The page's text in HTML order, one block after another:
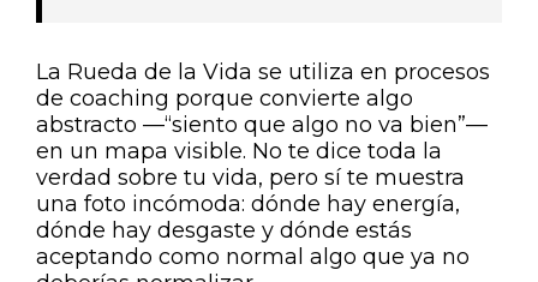
La Rueda de la Vida se utiliza en procesos
de coaching porque convierte algo
abstracto —“siento que algo no va bien”—
en un mapa visible. No te dice toda la
verdad sobre tu vida, pero sí te muestra
una foto incómoda: dónde hay energía,
dónde hay desgaste y dónde estás
aceptando como normal algo que ya no